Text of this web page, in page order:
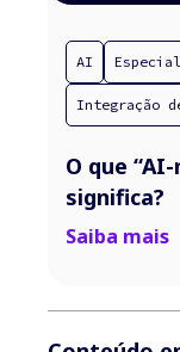
AI
Integração
O que
significa?
Saiba mais